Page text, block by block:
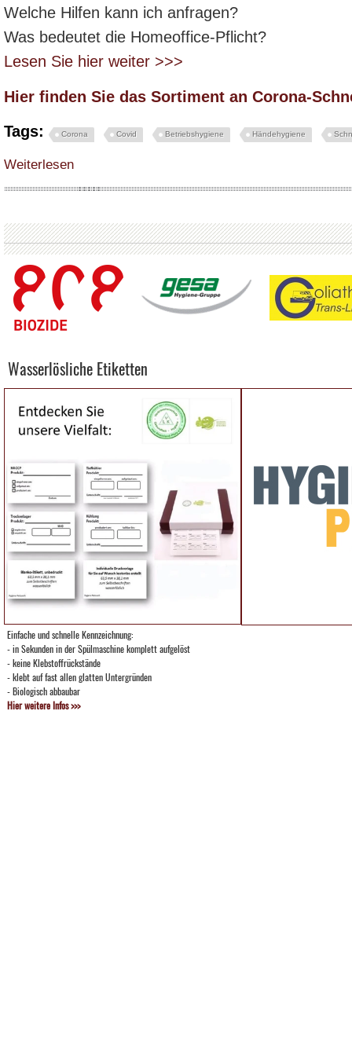
Welche Hilfen kann ich anfragen?
Was bedeutet die Homeoffice-Pflicht?
Lesen Sie hier weiter >>>
Hier finden Sie das Sortiment an Corona-
Tags:
Corona Covid Betriebshygiene Händehygiene
Weiterlesen
Wasserlösliche Etiketten
Einfache und schnelle Kennzeichnung:
- in Sekunden in der Spülmaschine komplett aufgelöst
- keine Klebstoffrückstände
- klebt auf fast allen glatten Untergründen
- Biologisch abbaubar
Hier weitere Infos >>>